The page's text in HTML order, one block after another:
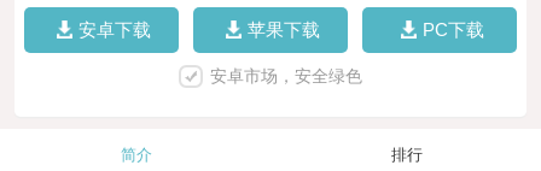
安卓下载 苹果下载 PC下载
安卓市场，安全绿色
简介 排行